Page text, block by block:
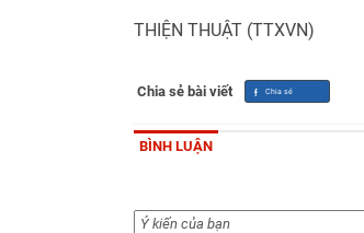
THIỆN THUẬT (TTXVN)
Chia sẻ bài viết
BÌNH LUẬN